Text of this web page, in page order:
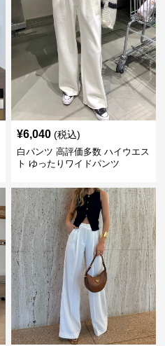
¥6,040 (税込)
白パンツ 高評価多数 ハイウエス
ト ゆったりワイドパンツ